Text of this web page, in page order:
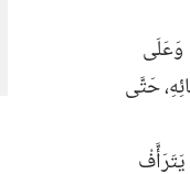
وَعَلَى
حَتَّى